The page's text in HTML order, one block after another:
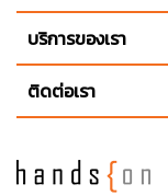
บริการของเรา
ติดต่อเรา